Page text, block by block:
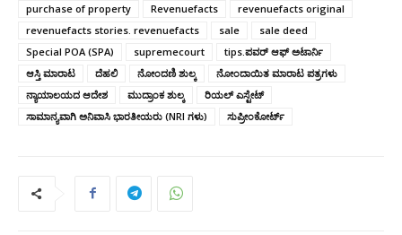
purchase of property
Revenuefacts
revenuefacts original
revenuefacts stories. revenuefacts
sale
sale deed
Special POA (SPA)
supremecourt
tips.ಪವರ್ ಆಫ್ ಅಟಾರ್ನಿ
ಆಸ್ತಿ ಮಾರಾಟ
ದೆಹಲಿ ನೋಂದಣಿ ಶುಲ್ಕ
ನೋಂದಾಯಿತ ಮಾರಾಟ ಪತ್ರಗಳು
ನ್ಯಾಯಾಲಯದ ಆದೇಶ
ಮುದ್ರಾಂಕ ಶುಲ್ಕ
ರಿಯಲ್ ಎಸ್ಟೇಟ್
ಸಾಮಾನ್ಯವಾಗಿ ಅನಿವಾಸಿ ಭಾರತೀಯರು (NRI ಗಳು)
ಸುಪ್ರೀಂಕೋರ್ಟ್